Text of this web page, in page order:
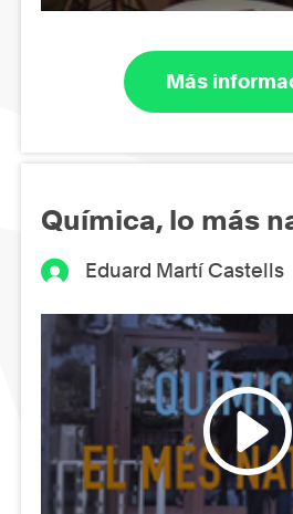
Más
Química, lo más
Eduard Martí Castells